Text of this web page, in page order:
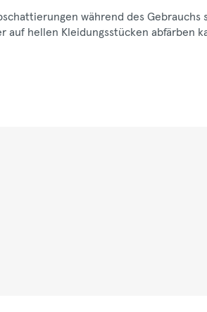
während des Gebrauchs
auf hellen Kleidungsstücken abfärben